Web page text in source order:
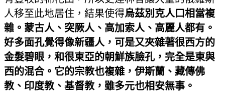
人移至此地居住，結果使得烏茲別克人口相當複
雜。蒙古人、突厥人、高加索人、高麗人都有。
好多面孔覺得像新疆人，可是又夾雜著很西方的
金髮碧眼，和很東亞的朝鮮族臉孔，完全是東與
西的混合。它的宗教也複雜，伊斯蘭、藏傳佛
教、印度教、基督教，雖多元也相安無事。